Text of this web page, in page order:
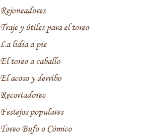
Rejoneadores
Traje y útiles para el toreo
La lidia a pie
El toreo a caballo
El acoso y derribo
Recortadores
Festejos populares
Toreo Bufo o Cómico